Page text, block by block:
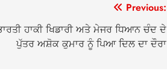
Previous:
ਹਾਕੀ ਖਿਡਾਰੀ ਅਤੇ ਮੇਜਰ ਧਿਆਨ ਚੰਦ ਦੇ
ਪੁੱਤਰ ਅਸ਼ੋਕ ਕੁਮਾਰ ਨੂੰ ਪਿਆ ਦਿਲ ਦਾ ਦੌਰਾ